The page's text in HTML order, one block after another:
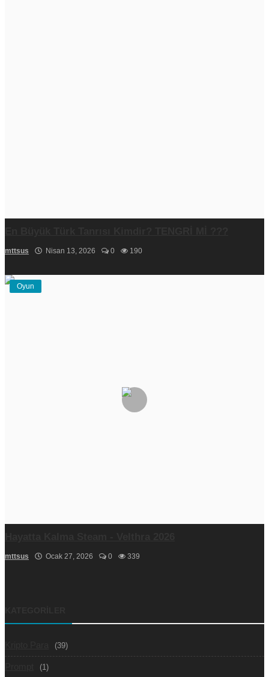
mttsus Nisan 13, 2026 0 190
Oyun
mttsus Ocak 27, 2026 0 339
(39)
(1)